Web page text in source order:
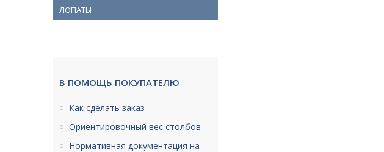
ЛОПАТЫ
В ПОМОЩЬ ПОКУПАТЕЛЮ
Как сделать заказ
Ориентировочный вес столбов
Нормативная документация на